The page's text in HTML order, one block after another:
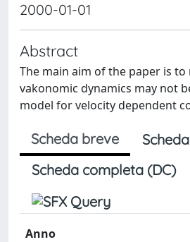
2000-01-01
Abstract
The main aim of the paper is
vakonomic dynamics may not
model for velocity dependent
Scheda breve
Scheda completa (DC)
Anno